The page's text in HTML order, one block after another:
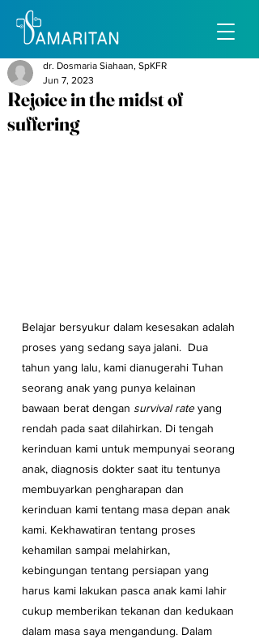
Rejoice in the midst of
suffering
dr. Dosmaria Siahaan, SpKFR
Jun 7, 2023
Belajar bersyukur dalam kesesakan adalah
proses yang sedang saya jalani.  Dua
tahun yang lalu, kami dianugerahi Tuhan
seorang anak yang punya kelainan
bawaan berat dengan survival rate yang
rendah pada saat dilahirkan. Di tengah
kerinduan kami untuk mempunyai seorang
anak, diagnosis dokter saat itu tentunya
membuyarkan pengharapan dan
kerinduan kami tentang masa depan anak
kami. Kekhawatiran tentang proses
kehamilan sampai melahirkan,
kebingungan tentang persiapan yang
harus kami lakukan pasca anak kami lahir
cukup memberikan tekanan dan kedukaan
dalam masa saya mengandung. Dalam